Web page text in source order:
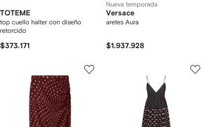
TOTEME
top cuello halter con diseño
retorcido
$373.171
Nueva temporada
Versace
aretes Aura
$1.937.928